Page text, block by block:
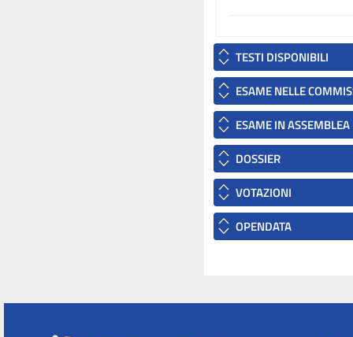
TESTI DISPONIBILI
ESAME NELLE
ESAME IN ASSEMBLEA
DOSSIER
VOTAZIONI
OPENDATA